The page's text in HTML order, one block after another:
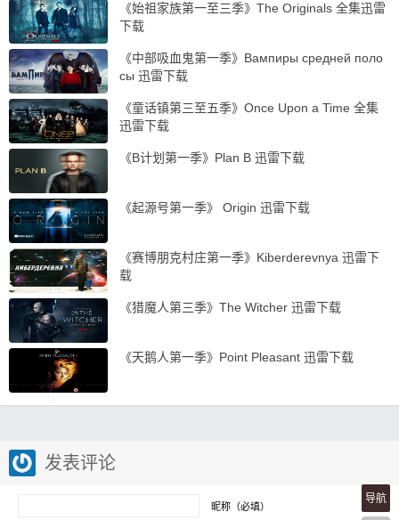
《始祖家族第一至三季》The Originals 全集迅雷
下载
《中部吸血鬼第一季》Вампиры средней поло
сы 迅雷下载
《童话镇第三至五季》Once Upon a Time 全集
迅雷下载
《B计划第一季》Plan B 迅雷下载
《起源号第一季》 Origin 迅雷下载
《赛博朋克村庄第一季》Kiberderevnya 迅雷下
载
《猎魔人第三季》The Witcher 迅雷下载
《天鹅人第一季》Point Pleasant 迅雷下载
发表评论
昵称（必填）
导航